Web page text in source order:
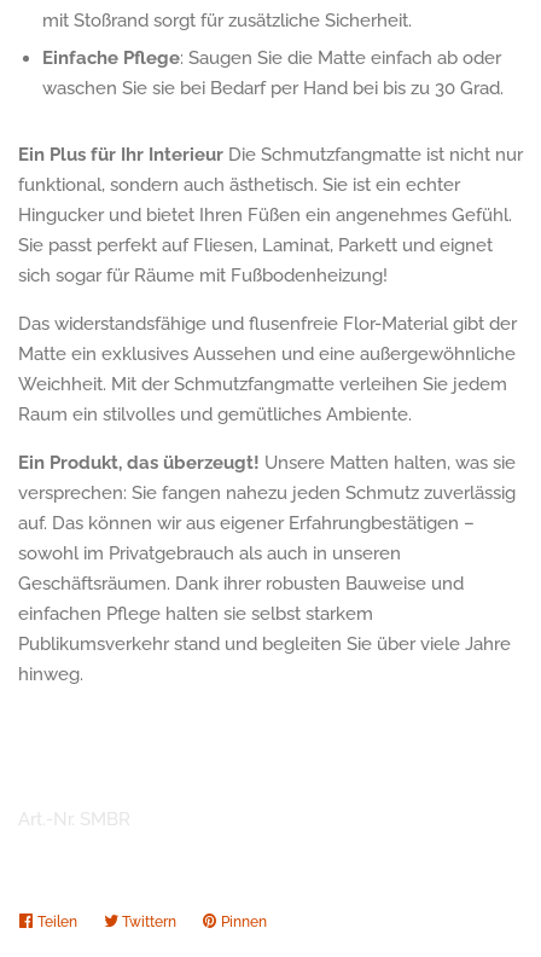
mit Stoßrand sorgt für zusätzliche Sicherheit.
Einfache Pflege: Saugen Sie die Matte einfach ab oder
waschen Sie sie bei Bedarf per Hand bei bis zu 30 Grad.
Ein Plus für Ihr Interieur Die Schmutzfangmatte ist nicht nur
funktional, sondern auch ästhetisch. Sie ist ein echter
Hingucker und bietet Ihren Füßen ein angenehmes Gefühl.
Sie passt perfekt auf Fliesen, Laminat, Parkett und eignet
sich sogar für Räume mit Fußbodenheizung!
Das widerstandsfähige und flusenfreie Flor-Material gibt der
Matte ein exklusives Aussehen und eine außergewöhnliche
Weichheit. Mit der Schmutzfangmatte verleihen Sie jedem
Raum ein stilvolles und gemütliches Ambiente.
Ein Produkt, das überzeugt! Unsere Matten halten, was sie
versprechen: Sie fangen nahezu jeden Schmutz zuverlässig
auf. Das können wir aus eigener Erfahrungbestätigen –
sowohl im Privatgebrauch als auch in unseren
Geschäftsräumen. Dank ihrer robusten Bauweise und
einfachen Pflege halten sie selbst starkem
Publikumsverkehr stand und begleiten Sie über viele Jahre
hinweg.
Art.-Nr. SMBR
Teilen TwitternAuf
Pinnen